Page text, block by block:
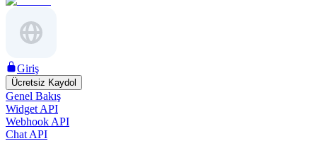
Giriş
Ücretsiz Kaydol
Genel Bakış
Widget API
Webhook API
Chat API